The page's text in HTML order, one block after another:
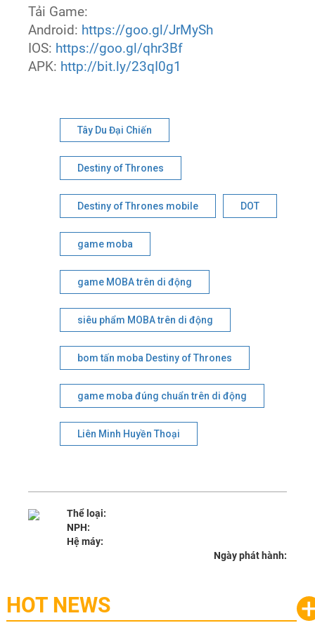
Tải Game:
Android: https://goo.gl/JrMySh
IOS: https://goo.gl/qhr3Bf
APK: http://bit.ly/23qI0g1
Tây Du Đại Chiến
Destiny of Thrones
Destiny of Thrones mobile DOT
game moba
game MOBA trên di động
siêu phẩm MOBA trên di động
bom tấn moba Destiny of Thrones
game moba đúng chuẩn trên di động
Liên Minh Huyền Thoại
Thể loại:
NPH:
Hệ máy:
Ngày phát hành:
HOT NEWS